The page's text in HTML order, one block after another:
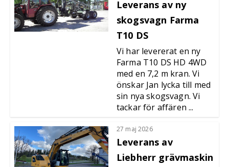
Leverans av ny
skogsvagn Farma
T10 DS
Vi har levererat en ny
Farma T10 DS HD 4WD
med en 7,2 m kran. Vi
önskar Jan lycka till med
sin nya skogsvagn. Vi
tackar för affären ...
27 maj 2026
Leverans av
Liebherr grävmaskin